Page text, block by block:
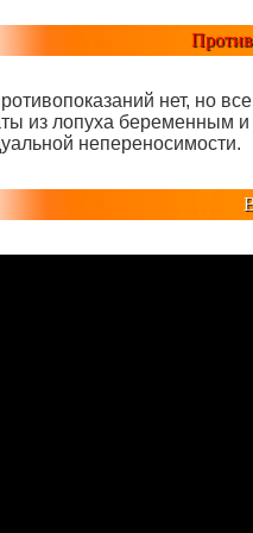
нет, но
из лопуха беременным
непереносимости.